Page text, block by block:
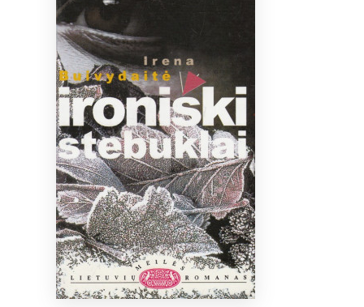
Bibliotekoms
info@elvislab.lt